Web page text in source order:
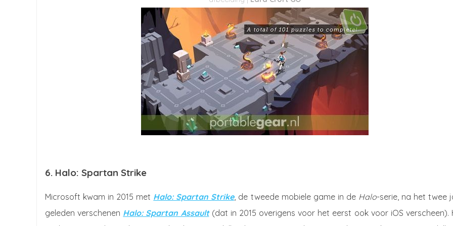
6. Halo: Spartan Strike
Microsoft kwam in 2015 met Halo: Spartan Strike, de tweede mobiele game in de Halo-serie, na het twee
geleden verschenen Halo: Spartan Assault (dat in 2015 overigens voor het eerst ook voor iOS verscheen).